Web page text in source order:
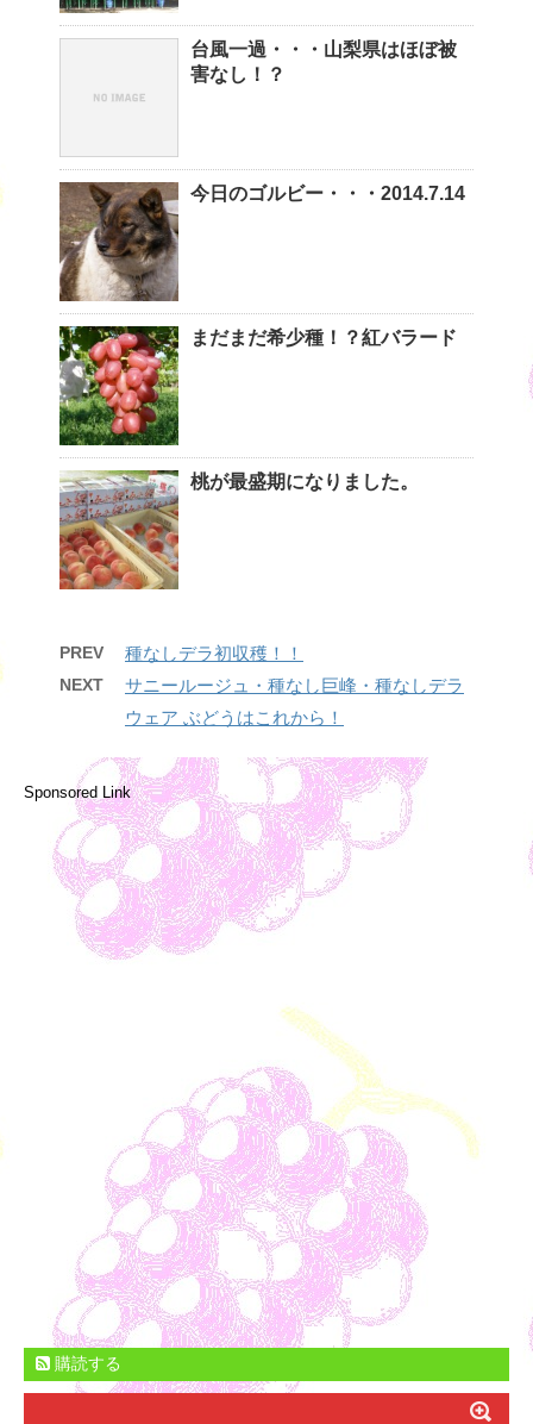
台風一過・・・山梨県はほぼ被
害なし！？
今日のゴルビー・・・2014.7.14
まだまだ希少種！？紅バラード
桃が最盛期になりました。
PREV 種なしデラ初収穫！！
NEXT
サニールージュ・種なし巨峰・種なしデラ
ウェア ぶどうはこれから！
Sponsored Link
購読する